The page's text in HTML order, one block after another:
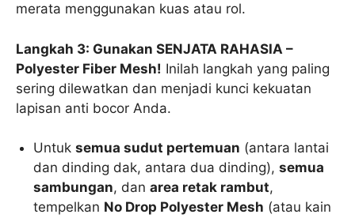
merata menggunakan kuas atau rol.
Langkah 3: Gunakan SENJATA RAHASIA –
Polyester Fiber Mesh! Inilah langkah yang paling
sering dilewatkan dan menjadi kunci kekuatan
lapisan anti bocor Anda.
Untuksemua sudut pertemuan (antara lantai
dan dinding dak, antara dua dinding),semua
sambungan, danarea retak rambut,
tempelkan No Drop Polyester Mesh (atau kain